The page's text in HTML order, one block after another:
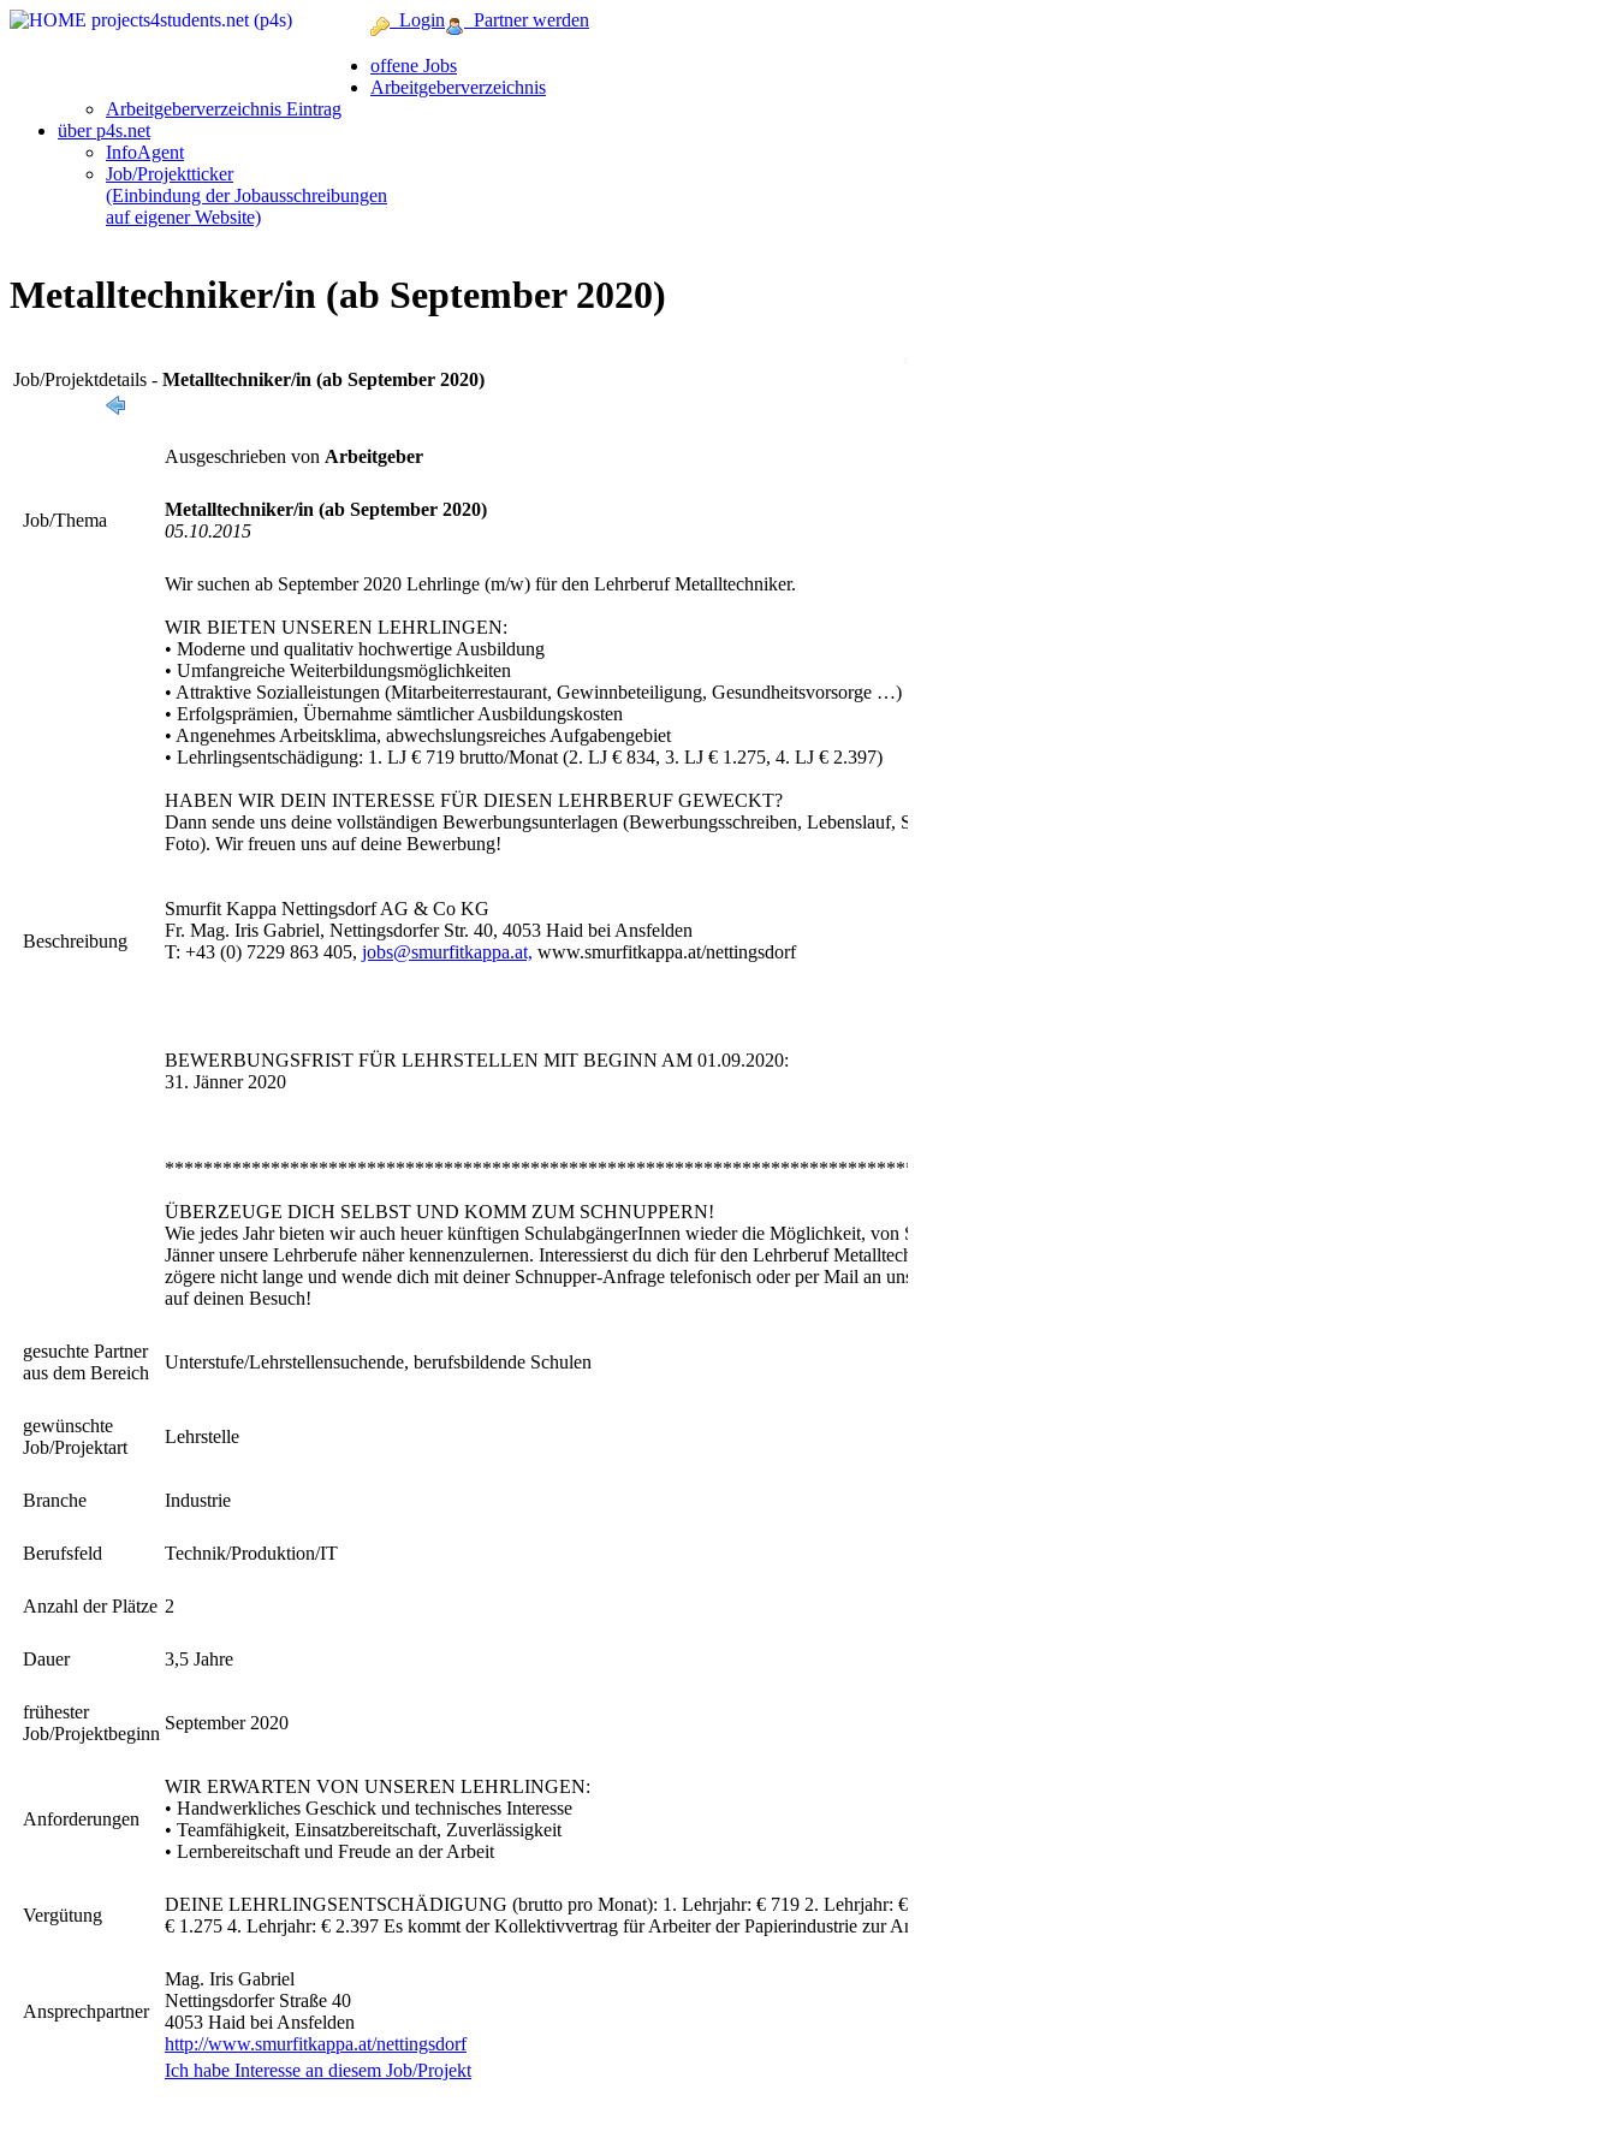
Login Partner werden
offene Jobs
Arbeitgeberverzeichnis
Arbeitgeberverzeichnis Eintrag
über p4s.net
InfoAgent
Job/Projektticker
(Einbindung der Jobausschreibungen
auf eigener Website)
Metalltechniker/in (ab September 2020)
Job/Projektdetails - Metalltechniker/in (ab September 2020)
Ausgeschrieben von Arbeitgeber
Job/Thema
Metalltechniker/in (ab September 2020)
05.10.2015
Beschreibung
Wir suchen ab September 2020 Lehrlinge (m/w) für den Lehrberuf Metalltechniker.
WIR BIETEN UNSEREN LEHRLINGEN:
• Moderne und qualitativ hochwertige Ausbildung
• Umfangreiche Weiterbildungsmöglichkeiten
• Attraktive Sozialleistungen (Mitarbeiterrestaurant, Gewinnbeteiligung, Gesundheitsvorsorge …)
• Erfolgsprämien, Übernahme sämtlicher Ausbildungskosten
• Angenehmes Arbeitsklima, abwechslungsreiches Aufgabengebiet
• Lehrlingsentschädigung: 1. LJ € 719 brutto/Monat (2. LJ € 834, 3. LJ € 1.275, 4. LJ € 2.397)
HABEN WIR DEIN INTERESSE FÜR DIESEN LEHRBERUF GEWECKT?
Dann sende uns deine vollständigen Bewerbungsunterlagen (Bewerbungsschreiben, Lebenslauf, Schulzeugnisse,
Foto). Wir freuen uns auf deine Bewerbung!
Smurfit Kappa Nettingsdorf AG & Co KG
Fr. Mag. Iris Gabriel, Nettingsdorfer Str. 40, 4053 Haid bei Ansfelden
T: +43 (0) 7229 863 405, jobs@smurfitkappa.at, www.smurfitkappa.at/nettingsdorf
BEWERBUNGSFRIST FÜR LEHRSTELLEN MIT BEGINN AM 01.09.2020:
31. Jänner 2020
*******************************************************************************************
ÜBERZEUGE DICH SELBST UND KOMM ZUM SCHNUPPERN!
Wie jedes Jahr bieten wir auch heuer künftigen SchulabgängerInnen wieder die Möglichkeit, von September bis
Jänner unsere Lehrberufe näher kennenzulernen. Interessierst du dich für den Lehrberuf Metalltechniker? Dann
zögere nicht lange und wende dich mit deiner Schnupper-Anfrage telefonisch oder per Mail an uns. Wir freuen uns
auf deinen Besuch!
gesuchte Partner
aus dem Bereich
Unterstufe/Lehrstellensuchende, berufsbildende Schulen
gewünschte
Job/Projektart
Lehrstelle
Branche Industrie
Berufsfeld Technik/Produktion/IT
Anzahl der Plätze 2
Dauer 3,5 Jahre
frühester
Job/Projektbeginn
September 2020
Anforderungen
WIR ERWARTEN VON UNSEREN LEHRLINGEN:
• Handwerkliches Geschick und technisches Interesse
• Teamfähigkeit, Einsatzbereitschaft, Zuverlässigkeit
• Lernbereitschaft und Freude an der Arbeit
Vergütung
DEINE LEHRLINGSENTSCHÄDIGUNG (brutto pro Monat): 1. Lehrjahr: € 719 2. Lehrjahr: € 834 3. Lehrjahr:
€ 1.275 4. Lehrjahr: € 2.397 Es kommt der Kollektivvertrag für Arbeiter der Papierindustrie zur Anwendung.
Ansprechpartner
Mag. Iris Gabriel
Nettingsdorfer Straße 40
4053 Haid bei Ansfelden
http://www.smurfitkappa.at/nettingsdorf
Ich habe Interesse an diesem Job/Projekt